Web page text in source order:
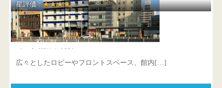
星評価 :★★★★
スマイルホテル熊谷
広々としたロビーやフロントスペース、館内[…]